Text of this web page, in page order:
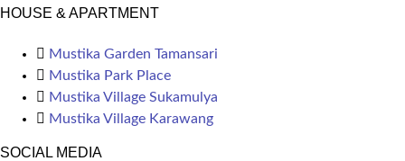
HOUSE & APARTMENT
Mustika Garden Tamansari
Mustika Park Place
Mustika Village Sukamulya
Mustika Village Karawang
SOCIAL MEDIA